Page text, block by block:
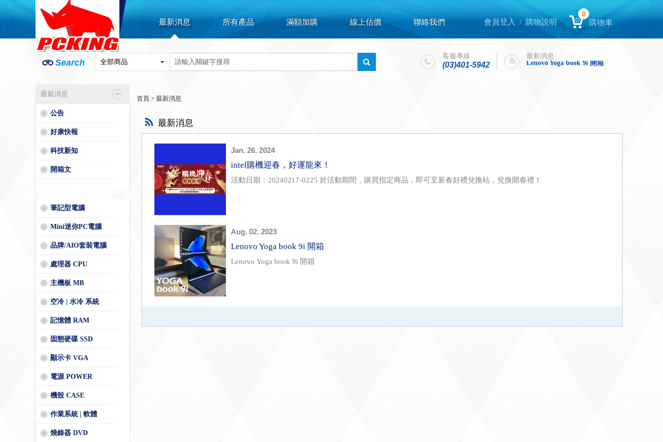
最新消息 所有產品 滿額加購 線上估價 聯絡我們 會員登入 /購物說明
0
購物車
Search
客服專線
(03)401-5942
最新消息
Lenovo Yoga book 9i 開箱
Lenovo Yoga book 9i 開箱
最新消息
公告
好康快報
科技新知
開箱文
筆記型電腦
Mini迷你PC電腦
品牌/AIO套裝電腦
處理器 CPU
主機板 MB
空冷 | 水冷 系統
記憶體 RAM
固態硬碟 SSD
顯示卡 VGA
電源 POWER
機殼 CASE
作業系統 | 軟體
燒錄器 DVD
首頁 > 最新消息
最新消息
Jan. 26. 2024
intel購機迎春，好運龍來！
活動日期：20240217-0225 於活動期間，購買指定商品，即可至新春好禮兌換站，兌換開春禮！
Aug. 02. 2023
Lenovo Yoga book 9i 開箱
Lenovo Yoga book 9i 開箱